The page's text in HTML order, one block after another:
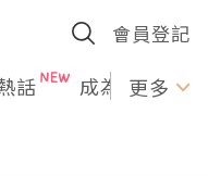
會員登記
話 成為U更多